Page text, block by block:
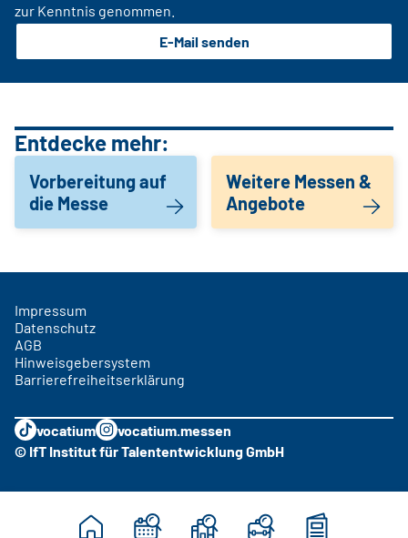
zur Kenntnis genommen.
E-Mail senden
Entdecke mehr:
Vorbereitung auf
die Messe
Weitere Messen &
Angebote
Impressum
Datenschutz
AGB
Hinweisgebersystem
Barrierefreiheitserklärung
vocatium
vocatium.messen
© IfT Institut für Talententwicklung GmbH